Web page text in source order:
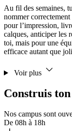
Au fil des semaines,
nommer
pour l’impression,
calques, anticiper les
toi, mais pour une
efficace autant que
Voir plus
Construis
Nos campus sont
De 08h à 18h